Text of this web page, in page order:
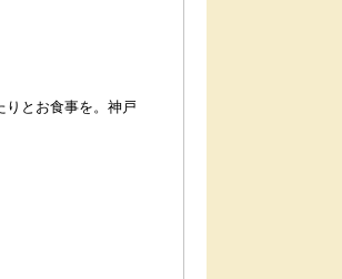
とお食事を。神戸